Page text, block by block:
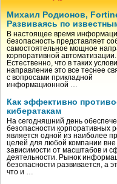
Михаил Родионов,
Развиваясь по
В настоящее время
безопасность представляет
самостоятельное мощное
корпоративной автоматизации.
Естественно, что в таких
направление это все теснее
с вопросами прикладной
информационной …
Как эффективно
кибератакам
На сегодняшний день
безопасности корпоративных
является одной из наиболее
целей для любой компании вне
зависимости от масштабов и
деятельности. Рынок
безопасности развивается, а
что и …